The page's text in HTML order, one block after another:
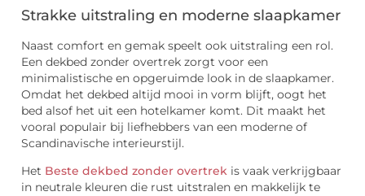
Strakke uitstraling en moderne slaapkamer
Naast comfort en gemak speelt ook uitstraling een rol.
Een dekbed zonder overtrek zorgt voor een
minimalistische en opgeruimde look in de slaapkamer.
Omdat het dekbed altijd mooi in vorm blijft, oogt het
bed alsof het uit een hotelkamer komt. Dit maakt het
vooral populair bij liefhebbers van een moderne of
Scandinavische interieurstijl.
Het Beste dekbed zonder overtrek is vaak verkrijgbaar
in neutrale kleuren die rust uitstralen en makkelijk te